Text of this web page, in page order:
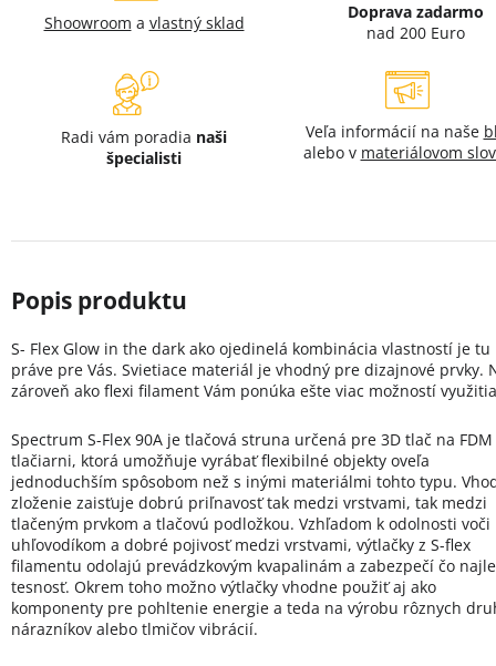
Shoowroom a vlastný sklad
Doprava zadarmo
nad 200 Euro
Radi vám poradia naši
špecialisti
Veľa informácií na naše
alebo v materiálovom
S- Flex Glow in the dark ako ojedinelá kombinácia vlastností je tu
práve pre Vás. Svietiace materiál je vhodný pre dizajnové prvky.
zároveň ako flexi filament Vám ponúka ešte viac možností
Spectrum S-Flex 90A je tlačová struna určená pre 3D tlač na FDM
tlačiarni, ktorá umožňuje vyrábať flexibilné objekty oveľa
jednoduchším spôsobom než s inými materiálmi tohto typu.
zloženie zaisťuje dobrú priľnavosť tak medzi vrstvami, tak medzi
tlačeným prvkom a tlačovú podložkou. Vzhľadom k odolnosti voči
uhľovodíkom a dobré pojivosť medzi vrstvami, výtlačky z S-flex
filamentu odolajú prevádzkovým kvapalinám a zabezpečí čo
tesnosť. Okrem toho možno výtlačky vhodne použiť aj ako
komponenty pre pohltenie energie a teda na výrobu rôznych
nárazníkov alebo tlmičov vibrácií.